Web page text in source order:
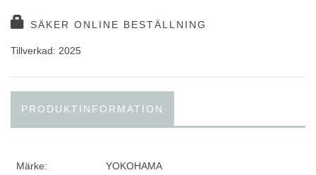
SÄKER ONLINE BESTÄLLNING
Tillverkad: 2025
PRODUKTINFORMATION
Märke: YOKOHAMA